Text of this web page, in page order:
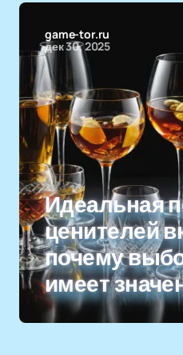
game-tor.ru
дек 30, 2025
Идеальная
ценителей
почему
имеет